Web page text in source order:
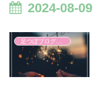
2024-08-09
足つぼブログ（東洋医学）